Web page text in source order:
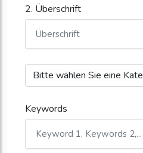
2. Überschrift
Keywords